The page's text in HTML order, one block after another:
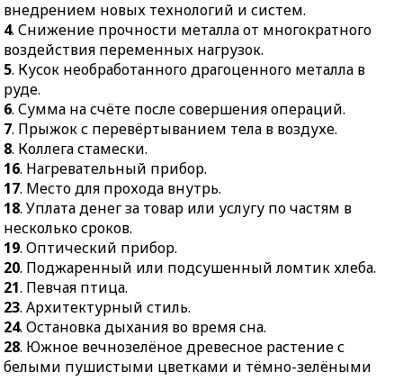
веб-страницами.
45.Двуглавая мышца
между плечом и локтем,
сгибающая руку в
локтевом суставе.
46.Бумажный
Франкенштейн.
47.Предмет одежды
моряков.
стрельбы.
35.Отступник от
господствующих
религиозных норм.
36.Предмет,
обладающий, по
представлениям,
способностью охранять
его владельца.
совместной работы.
внедрением новых технологий и систем.
4. Снижение прочности металла от многократного
воздействия переменных нагрузок.
5. Кусок необработанного драгоценного металла в
руде.
6. Сумма на счёте после совершения операций.
7. Прыжок с перевёртыванием тела в воздухе.
8. Коллега стамески.
16. Нагревательный прибор.
17. Место для прохода внутрь.
18. Уплата денег за товар или услугу по частям в
несколько сроков.
19. Оптический прибор.
20. Поджаренный или подсушенный ломтик хлеба.
21. Певчая птица.
23. Архитектурный стиль.
24. Остановка дыхания во время сна.
28. Южное вечнозелёное древесное растение с
белыми пушистыми цветками и тёмно-зелёными